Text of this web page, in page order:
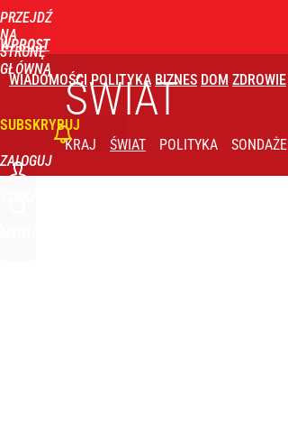
PRZEJDŹ
NA
STRONĘ
GŁÓWNĄ
WPROST
WIADOMOŚCI POLITYKA BIZNES DOM ZDROWIE
SUBSKRYBUJ
ZALOGUJ
ŚWIAT
KRAJ ŚWIAT POLITYKA SONDAŻE